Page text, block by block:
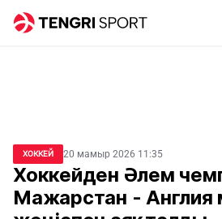
ХОККЕЙ 20 мамыр 2026 11:35
Хоккейден Әлем
Мажарстан - Англия